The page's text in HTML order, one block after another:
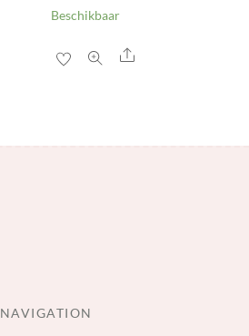
Beschikbaar
Share
NAVIGATION